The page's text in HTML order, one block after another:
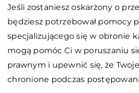
Jeśli zostaniesz oskarżony o
będziesz potrzebował pomocy
specjalizującego się w obronie
mogą pomóc Ci w poruszaniu
prawnym i upewnić się, że
chronione podczas